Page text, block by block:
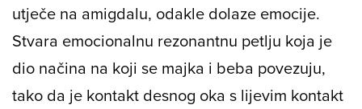
utječe na amigdalu, odakle dolaze emocije.
Stvara emocionalnu rezonantnu petlju koja je
dio načina na koji se majka i beba povezuju,
tako da je kontakt desnog oka s lijevim kontakt